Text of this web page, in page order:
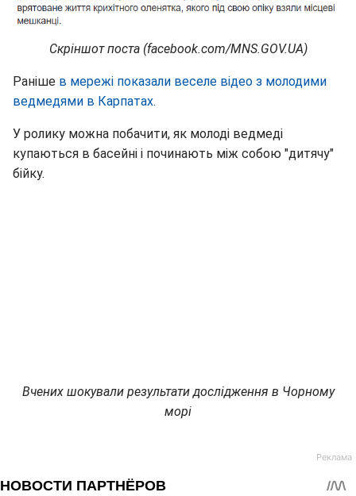
Скріншот поста (facebook.com/MNS.GOV.UA)
Раніше в мережі показали веселе відео з молодими
ведмедями в Карпатах.
У ролику можна побачити, як молоді ведмеді
купаються в басейні і починають між собою "дитячу"
бійку.
Вчених шокували результати дослідження в Чорному
морі